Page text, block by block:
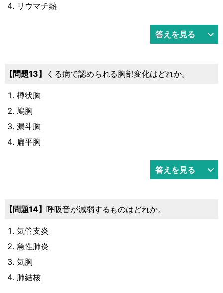
リウマチ熱
答えを見る
問題13 くる病で認められる胸部変化はどれか。
樽状胸
鳩胸
漏斗胸
扁平胸
答えを見る
問題14 呼吸音が減弱するものはどれか。
気管支炎
急性肺炎
気胸
肺結核